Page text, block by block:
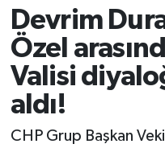
Devrim
Özel
Valisi
aldı!
CHP Grup Başkan
Ereğli
Çaycuma
Alaplı
Devrek
Zonguldak Trafik
Puan Durumu ve
Tüm Manşetler
Son Dakika